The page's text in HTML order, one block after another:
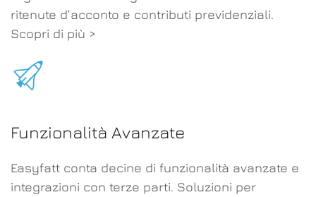
ritenute d’acconto e contributi previdenziali.
Scopri di più >
Funzionalità Avanzate
Easyfatt conta decine di funzionalità avanzate e
integrazioni con terze parti. Soluzioni per